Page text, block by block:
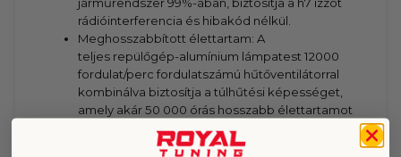
járműrendszer 99%-ában, biztosítja a h7 izzót
rádióinterferencia és hibakód nélkül.
Meghosszabbított élettartam: A
teljes repülőgép-alumínium lámpatest 12000
fordulat/perc fordulatszámú hűtőventilátorral
kombinálva biztosítja a túlhűtési képességet,
amely akár 50 000 órás hosszabb élettartamot
Szuperfókuszált és nagy fényerő: szélesebb és